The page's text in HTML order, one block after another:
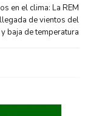
en el clima: La REM
de vientos del
baja de temperatura